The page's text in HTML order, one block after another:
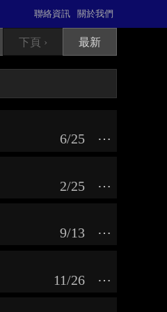
關於我們
聯絡資訊
下頁 › 最新
⋯
6/25
⋯
2/25
⋯
9/13
⋯
11/26